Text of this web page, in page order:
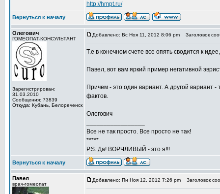
http://hmpt.ru/
Вернуться к началу
Олегович
ГОМЕОПАТ-КОНСУЛЬТАНТ
Зарегистрирован:
31.03.2010
Сообщения: 73839
Откуда: Кубань, Белореченск
Добавлено: Вс Ноя 11, 2012 8:06 pm Заголовок
Т.е в конечном счете все опять сводится к
Павел, вот вам яркий пример негативной
Причем - это один вариант. А другой вариант
фактов.
Олегович
Все не так просто. Все просто не так!
*****
P.S. Да! ВОРЧЛИВЫЙ - это я!!!
Вернуться к началу
Павел
врач-гомеопат
Добавлено: Пн Ноя 12, 2012 7:26 pm Заголовок